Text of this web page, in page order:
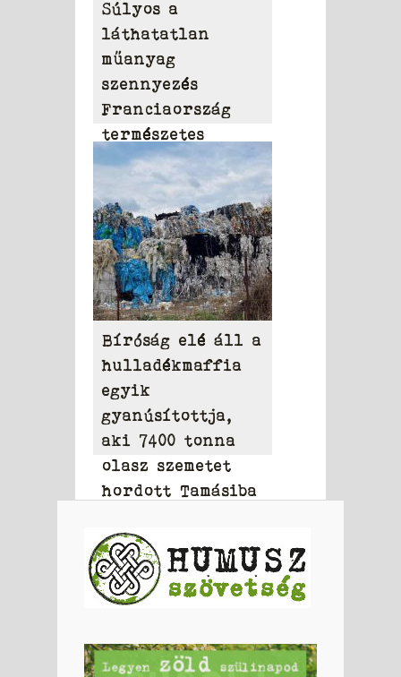
Súlyos a
láthatatlan
műanyag
szennyezés
Franciaország
természetes
vizeiben
Bíróság elé áll a
hulladékmaffia
egyik
gyanúsítottja,
aki 7400 tonna
olasz szemetet
hordott Tamásiba